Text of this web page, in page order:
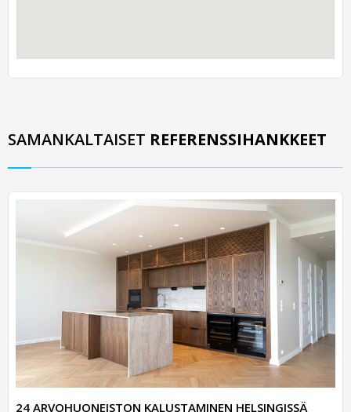
SAMANKALTAISET REFERENSSIHANKKEET
24 ARVOHUONEISTON KALUSTAMINEN HELSINGISSÄ